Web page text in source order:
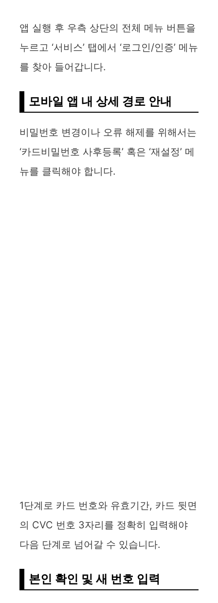
앱 실행 후 우측 상단의 전체 메뉴 버튼을
누르고 ‘서비스’ 탭에서 ‘로그인/인증’ 메뉴
를 찾아 들어갑니다.
모바일 앱 내 상세 경로 안내
비밀번호 변경이나 오류 해제를 위해서는
‘카드비밀번호 사후등록’ 혹은 ‘재설정’ 메
뉴를 클릭해야 합니다.
1단계로 카드 번호와 유효기간, 카드 뒷면
의 CVC 번호 3자리를 정확히 입력해야
다음 단계로 넘어갈 수 있습니다.
본인 확인 및 새 번호 입력